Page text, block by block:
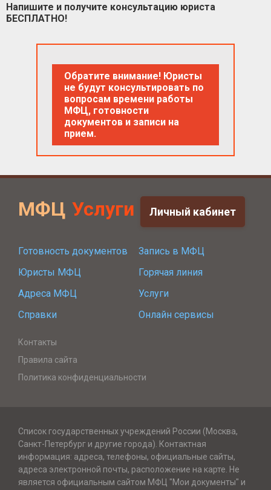
Напишите и получите консультацию юриста
БЕСПЛАТНО!
Обратите внимание! Юристы
не будут консультировать по
вопросам времени работы
МФЦ, готовности
документов и записи на
прием.
МФЦ Услуги Личный кабинет
Готовность документов
Запись в МФЦ
Юристы МФЦ
Горячая линия
Адреса МФЦ
Услуги
Справки
Онлайн сервисы
Контакты
Правила сайта
Политика конфиденциальности
Список государственных учреждений России (Москва,
Санкт-Петербург и другие города). Контактная
информация: адреса, телефоны, официальные сайты,
адреса электронной почты, расположение на карте. Не
является официальным сайтом МФЦ "Мои документы" и